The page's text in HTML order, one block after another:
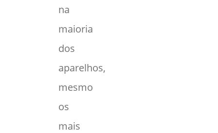
na
maioria
dos
aparelhos,
mesmo
os
mais